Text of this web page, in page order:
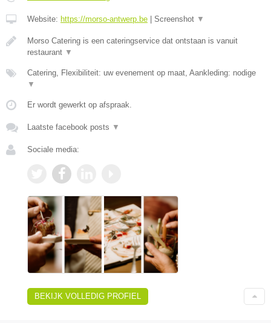
Website: https://morso-antwerp.be Screenshot ▼
Morso Catering is een cateringservice dat ontstaan is vanuit
restaurant ▼
Catering, Flexibiliteit: uw evenement op maat, Aankleding: nodige
▼
Er wordt gewerkt op afspraak.
Laatste facebook posts ▼
Sociale media:
BEKIJK VOLLEDIG PROFIEL